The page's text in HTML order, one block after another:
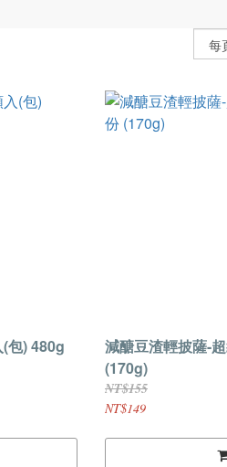
包) 480g
減醣豆渣輕披薩-
(170g)
NT$155
NT$149